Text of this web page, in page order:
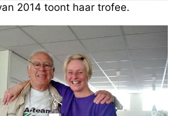
2014 toont haar trofee.